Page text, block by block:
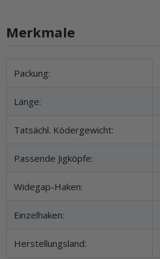
Merkmale
Produkteigenschaft
Wert
Packung:
Länge:
Tatsächl. Ködergewicht:
Passende Jigköpfe:
Widegap-Haken:
Einzelhaken:
Herstellungsland: